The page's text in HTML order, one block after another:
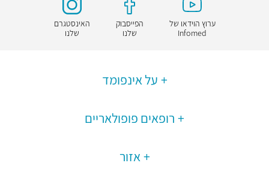
ערוץ הוידאו של
Infomed
הפייסבוק
שלנו
האינסטגרם
שלנו
על אינפומד
רופאים פופולאריים
אזור